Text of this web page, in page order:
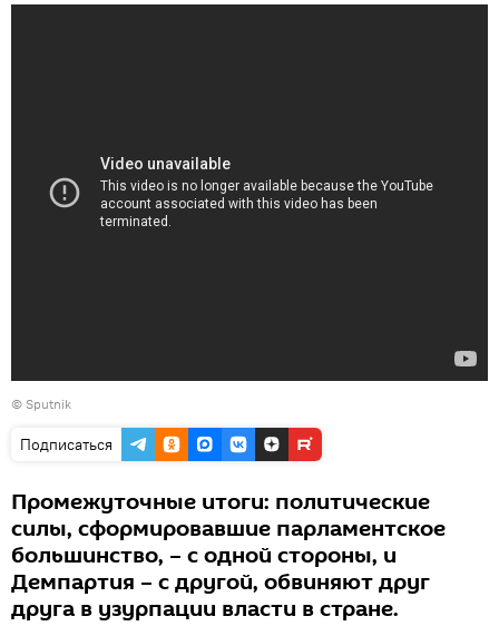
© Sputnik
Подписаться
Промежуточные итоги: политические
силы, сформировавшие парламентское
большинство, – с одной стороны, и
Демпартия – с другой, обвиняют друг
друга в узурпации власти в стране.